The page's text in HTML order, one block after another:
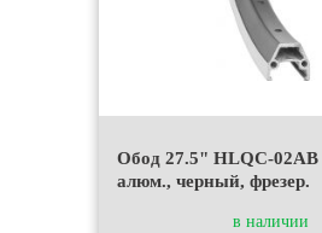
Обод 27.5" HLQC-02AB
алюм., черный, фрезер.
в наличии